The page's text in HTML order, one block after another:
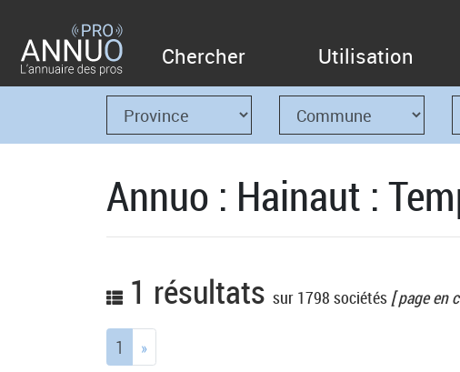
Chercher Utilisation
Annuo : Hainaut :
1 résultats sur 1798 sociétés [ page en
1 (current)
»